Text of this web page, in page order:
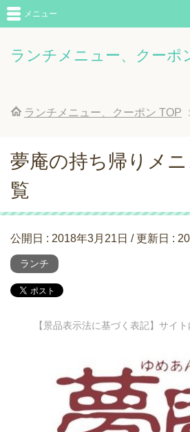
ランチメニュー、クーポ
メニュー
ランチメニュー、クーポン TOP
夢庵の持ち帰りメ
覧
公開日 : 2018年3月21日 / 更新日 :
ランチ
【景品表示法に基づく表記】サイ